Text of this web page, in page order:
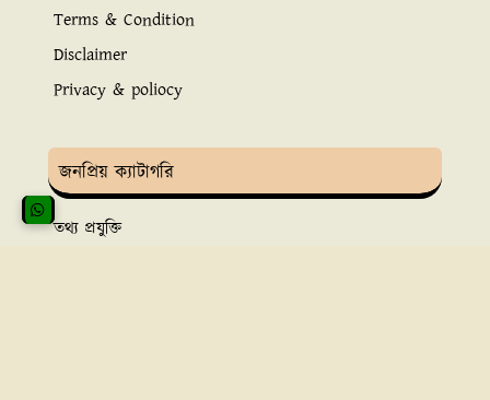
Terms & Condition
Disclaimer
Privacy & poliocy
জনপ্রিয় ক্যাটাগরি
তথ্য প্রযুক্তি